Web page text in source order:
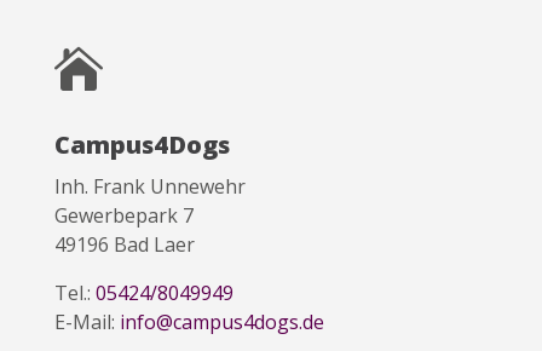

Campus4Dogs
Inh. Frank Unnewehr
Gewerbepark 7
49196 Bad Laer
Tel.: 05424/8049949
E-Mail: info@campus4dogs.de